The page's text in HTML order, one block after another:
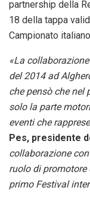
partnership della
18 della tappa
Campionato
«La
del 2014 ad
che pensò che nel
solo la parte
eventi che
Pes, presidente
collaborazione
ruolo di
primo Festival